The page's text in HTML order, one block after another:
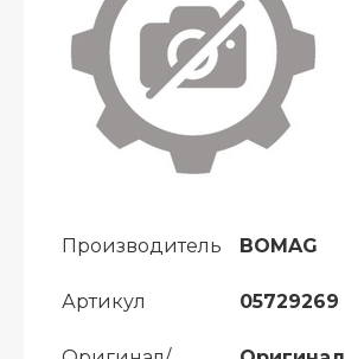
Производитель BOMAG
Артикул 05729269